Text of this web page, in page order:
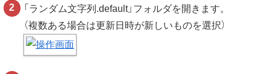
「ランダム文字列.default」フォルダを開きます。
（複数ある場合は更新日時が新しいものを選択）